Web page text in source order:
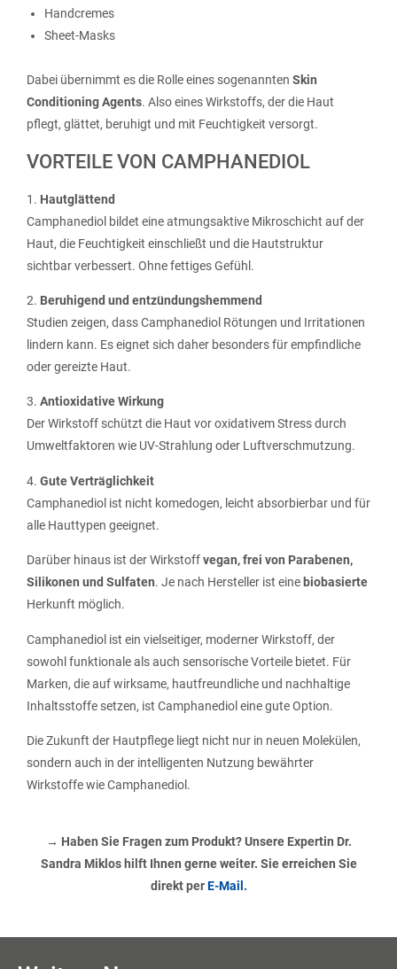
Handcremes
Sheet-Masks
Dabei übernimmt es die Rolle eines sogenannten Skin
Conditioning Agents. Also eines Wirkstoffs, der die Haut
pflegt, glättet, beruhigt und mit Feuchtigkeit versorgt.
VORTEILE VON CAMPHANEDIOL
1. Hautglättend
Camphanediol bildet eine atmungsaktive Mikroschicht auf der
Haut, die Feuchtigkeit einschließt und die Hautstruktur
sichtbar verbessert. Ohne fettiges Gefühl.
2. Beruhigend und entzündungshemmend
Studien zeigen, dass Camphanediol Rötungen und Irritationen
lindern kann. Es eignet sich daher besonders für empfindliche
oder gereizte Haut.
3. Antioxidative Wirkung
Der Wirkstoff schützt die Haut vor oxidativem Stress durch
Umweltfaktoren wie UV-Strahlung oder Luftverschmutzung.
4. Gute Verträglichkeit
Camphanediol ist nicht komedogen, leicht absorbierbar und für
alle Hauttypen geeignet.
Darüber hinaus ist der Wirkstoffvegan, frei von Parabenen,
Silikonen und Sulfaten. Je nach Hersteller ist eine biobasierte
Herkunft möglich.
Camphanediol ist ein vielseitiger, moderner Wirkstoff, der
sowohl funktionale als auch sensorische Vorteile bietet. Für
Marken, die auf wirksame, hautfreundliche und nachhaltige
Inhaltsstoffe setzen, ist Camphanediol eine gute Option.
Die Zukunft der Hautpflege liegt nicht nur in neuen Molekülen,
sondern auch in der intelligenten Nutzung bewährter
Wirkstoffe wie Camphanediol.
→ Haben Sie Fragen zum Produkt? Unsere Expertin Dr.
Sandra Miklos hilft Ihnen gerne weiter. Sie erreichen Sie
direkt perE-Mail.